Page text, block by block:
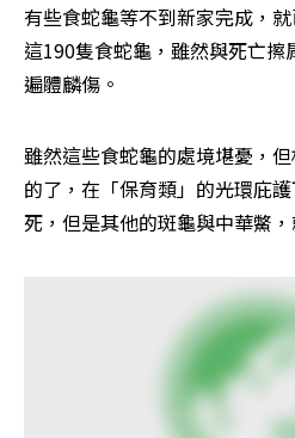
有些食蛇龜等不到新家完成，
這190隻食蛇龜，雖然與死亡
遍體麟傷。
雖然這些食蛇龜的處境堪憂，
的了，在「保育類」的光環庇
死，但是其他的斑龜與中華鱉